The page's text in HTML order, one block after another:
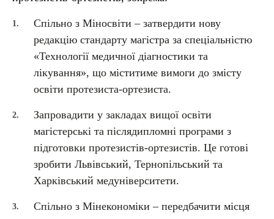
Спільно з Міносвіти – затвердити нову
редакцію стандарту магістра за спеціальністю
«Технології медичної діагностики та
лікування», що міститиме вимоги до змісту
освіти протезиста-ортезиста.
Запровадити у закладах вищої освіти
магістерські та післядипломні програми з
підготовки протезистів-ортезистів. Це готові
зробити Львівський, Тернопільський та
Харківський медуніверситети.
Спільно з Мінекономіки – передбачити місця